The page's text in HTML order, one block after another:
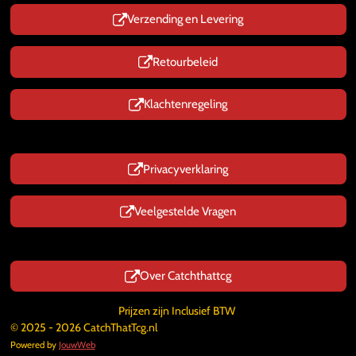
Verzending en Levering
Retourbeleid
Klachtenregeling
Privacyverklaring
Veelgestelde Vragen
Over Catchthattcg
Prijzen zijn Inclusief BTW
© 2025 - 2026 CatchThatTcg.nl
Powered by JouwWeb